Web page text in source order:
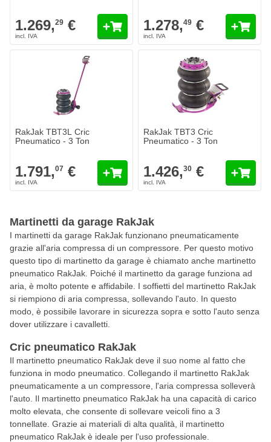
1.269,29 € 1.278,49 €
RakJak TBT3L Cric
Pneumatico - 3 Ton
1.791,07 €
RakJak TBT3 Cric
Pneumatico - 3 Ton
1.426,30 €
Martinetti da garage RakJak
I martinetti da garage RakJak funzionano pneumaticamente
grazie all'aria compressa di un compressore. Per questo motivo
questo tipo di martinetto da garage è chiamato anche martinetto
pneumatico RakJak. Poiché il martinetto da garage funziona ad
aria, è molto potente e affidabile. I soffietti del martinetto RakJak
si riempiono di aria compressa, sollevando l'auto. In questo
modo, è possibile lavorare in sicurezza sopra e sotto l'auto senza
dover utilizzare i cavalletti.
Cric pneumatico RakJak
Il martinetto pneumatico RakJak deve il suo nome al fatto che
funziona in modo pneumatico. Collegando il martinetto RakJak
pneumaticamente a un compressore, l'aria compressa solleverà
l'auto. Il martinetto pneumatico RakJak ha una capacità di carico
molto elevata, che consente di sollevare veicoli fino a 3
tonnellate. Grazie ai materiali di alta qualità, il martinetto
pneumatico RakJak è ideale per l'uso professionale.